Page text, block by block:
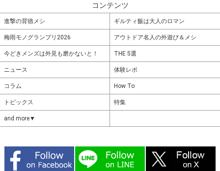
コンテンツ
進撃の背徳メシ ギルティ飯は大人のロマン
梅雨モノグランプリ2026 アウトドア名人の外遊び＆メシ
今どきメンズは外見も磨かないと！ THE 5選
ニュース 体験レポ
コラム How To
トピックス 特集
and more▼